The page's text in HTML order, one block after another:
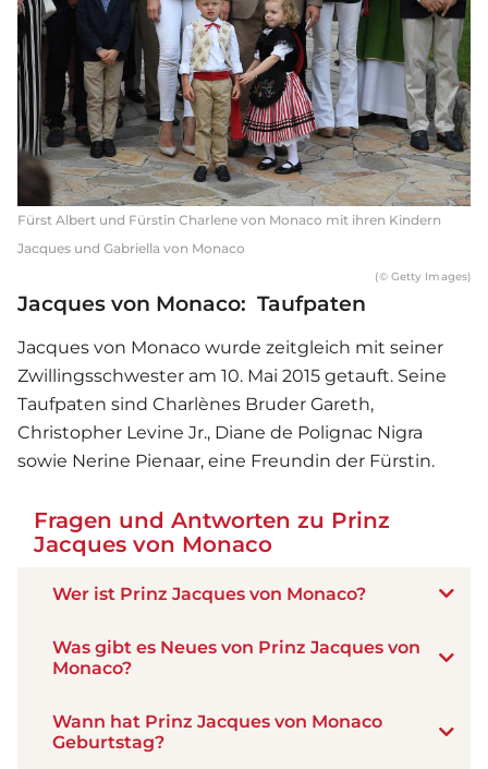
Fürst Albert und Fürstin Charlene von Monaco mit ihren Kindern
Jacques und Gabriella von Monaco
(© Getty Images)
Jacques von Monaco: Taufpaten
Jacques von Monaco wurde zeitgleich mit seiner
Zwillingsschwester am 10. Mai 2015 getauft. Seine
Taufpaten sind Charlènes Bruder Gareth,
Christopher Levine Jr., Diane de Polignac Nigra
sowie Nerine Pienaar, eine Freundin der Fürstin.
Fragen und Antworten zu Prinz
Jacques von Monaco
Wer ist Prinz Jacques von Monaco?
Was gibt es Neues von Prinz Jacques von
Monaco?
Wann hat Prinz Jacques von Monaco
Geburtstag?